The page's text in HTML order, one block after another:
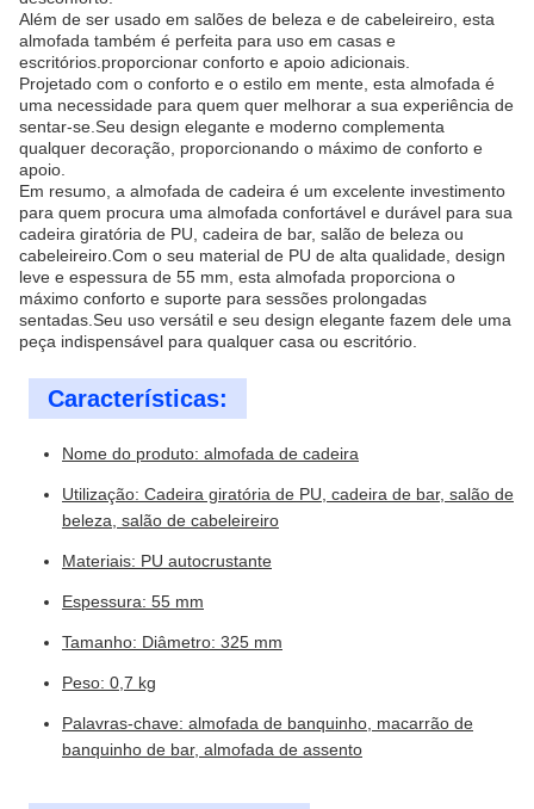
Além de ser usado em salões de beleza e de cabeleireiro, esta
almofada também é perfeita para uso em casas e
escritórios.proporcionar conforto e apoio adicionais.
Projetado com o conforto e o estilo em mente, esta almofada é
uma necessidade para quem quer melhorar a sua experiência de
sentar-se.Seu design elegante e moderno complementa
qualquer decoração, proporcionando o máximo de conforto e
apoio.
Em resumo, a almofada de cadeira é um excelente investimento
para quem procura uma almofada confortável e durável para sua
cadeira giratória de PU, cadeira de bar, salão de beleza ou
cabeleireiro.Com o seu material de PU de alta qualidade, design
leve e espessura de 55 mm, esta almofada proporciona o
máximo conforto e suporte para sessões prolongadas
sentadas.Seu uso versátil e seu design elegante fazem dele uma
peça indispensável para qualquer casa ou escritório.
Características:
Nome do produto: almofada de cadeira
Utilização: Cadeira giratória de PU, cadeira de bar, salão de
beleza, salão de cabeleireiro
Materiais: PU autocrustante
Espessura: 55 mm
Tamanho: Diâmetro: 325 mm
Peso: 0,7 kg
Palavras-chave: almofada de banquinho, macarrão de
banquinho de bar, almofada de assento